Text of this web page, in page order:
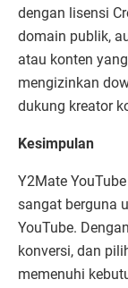
dengan lisensi
domain publik,
atau konten
mengizinkan
dukung kreator
Kesimpulan
Y2Mate
sangat berguna
YouTube.
konversi, dan
memenuhi